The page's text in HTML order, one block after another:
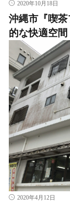
2020年10月18日
沖縄市『喫
的な快適空間
2020年4月12日